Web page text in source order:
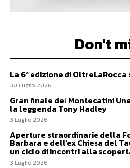
Don't
La 6ª edizione di
30 Luglio 2026
Gran finale del Montecatini
la leggenda Tony Hadley
3 Luglio 2026
Aperture straordinarie della
Barbara e dell’ex Chiesa del
un ciclo di incontri alla
3 Luglio 2026